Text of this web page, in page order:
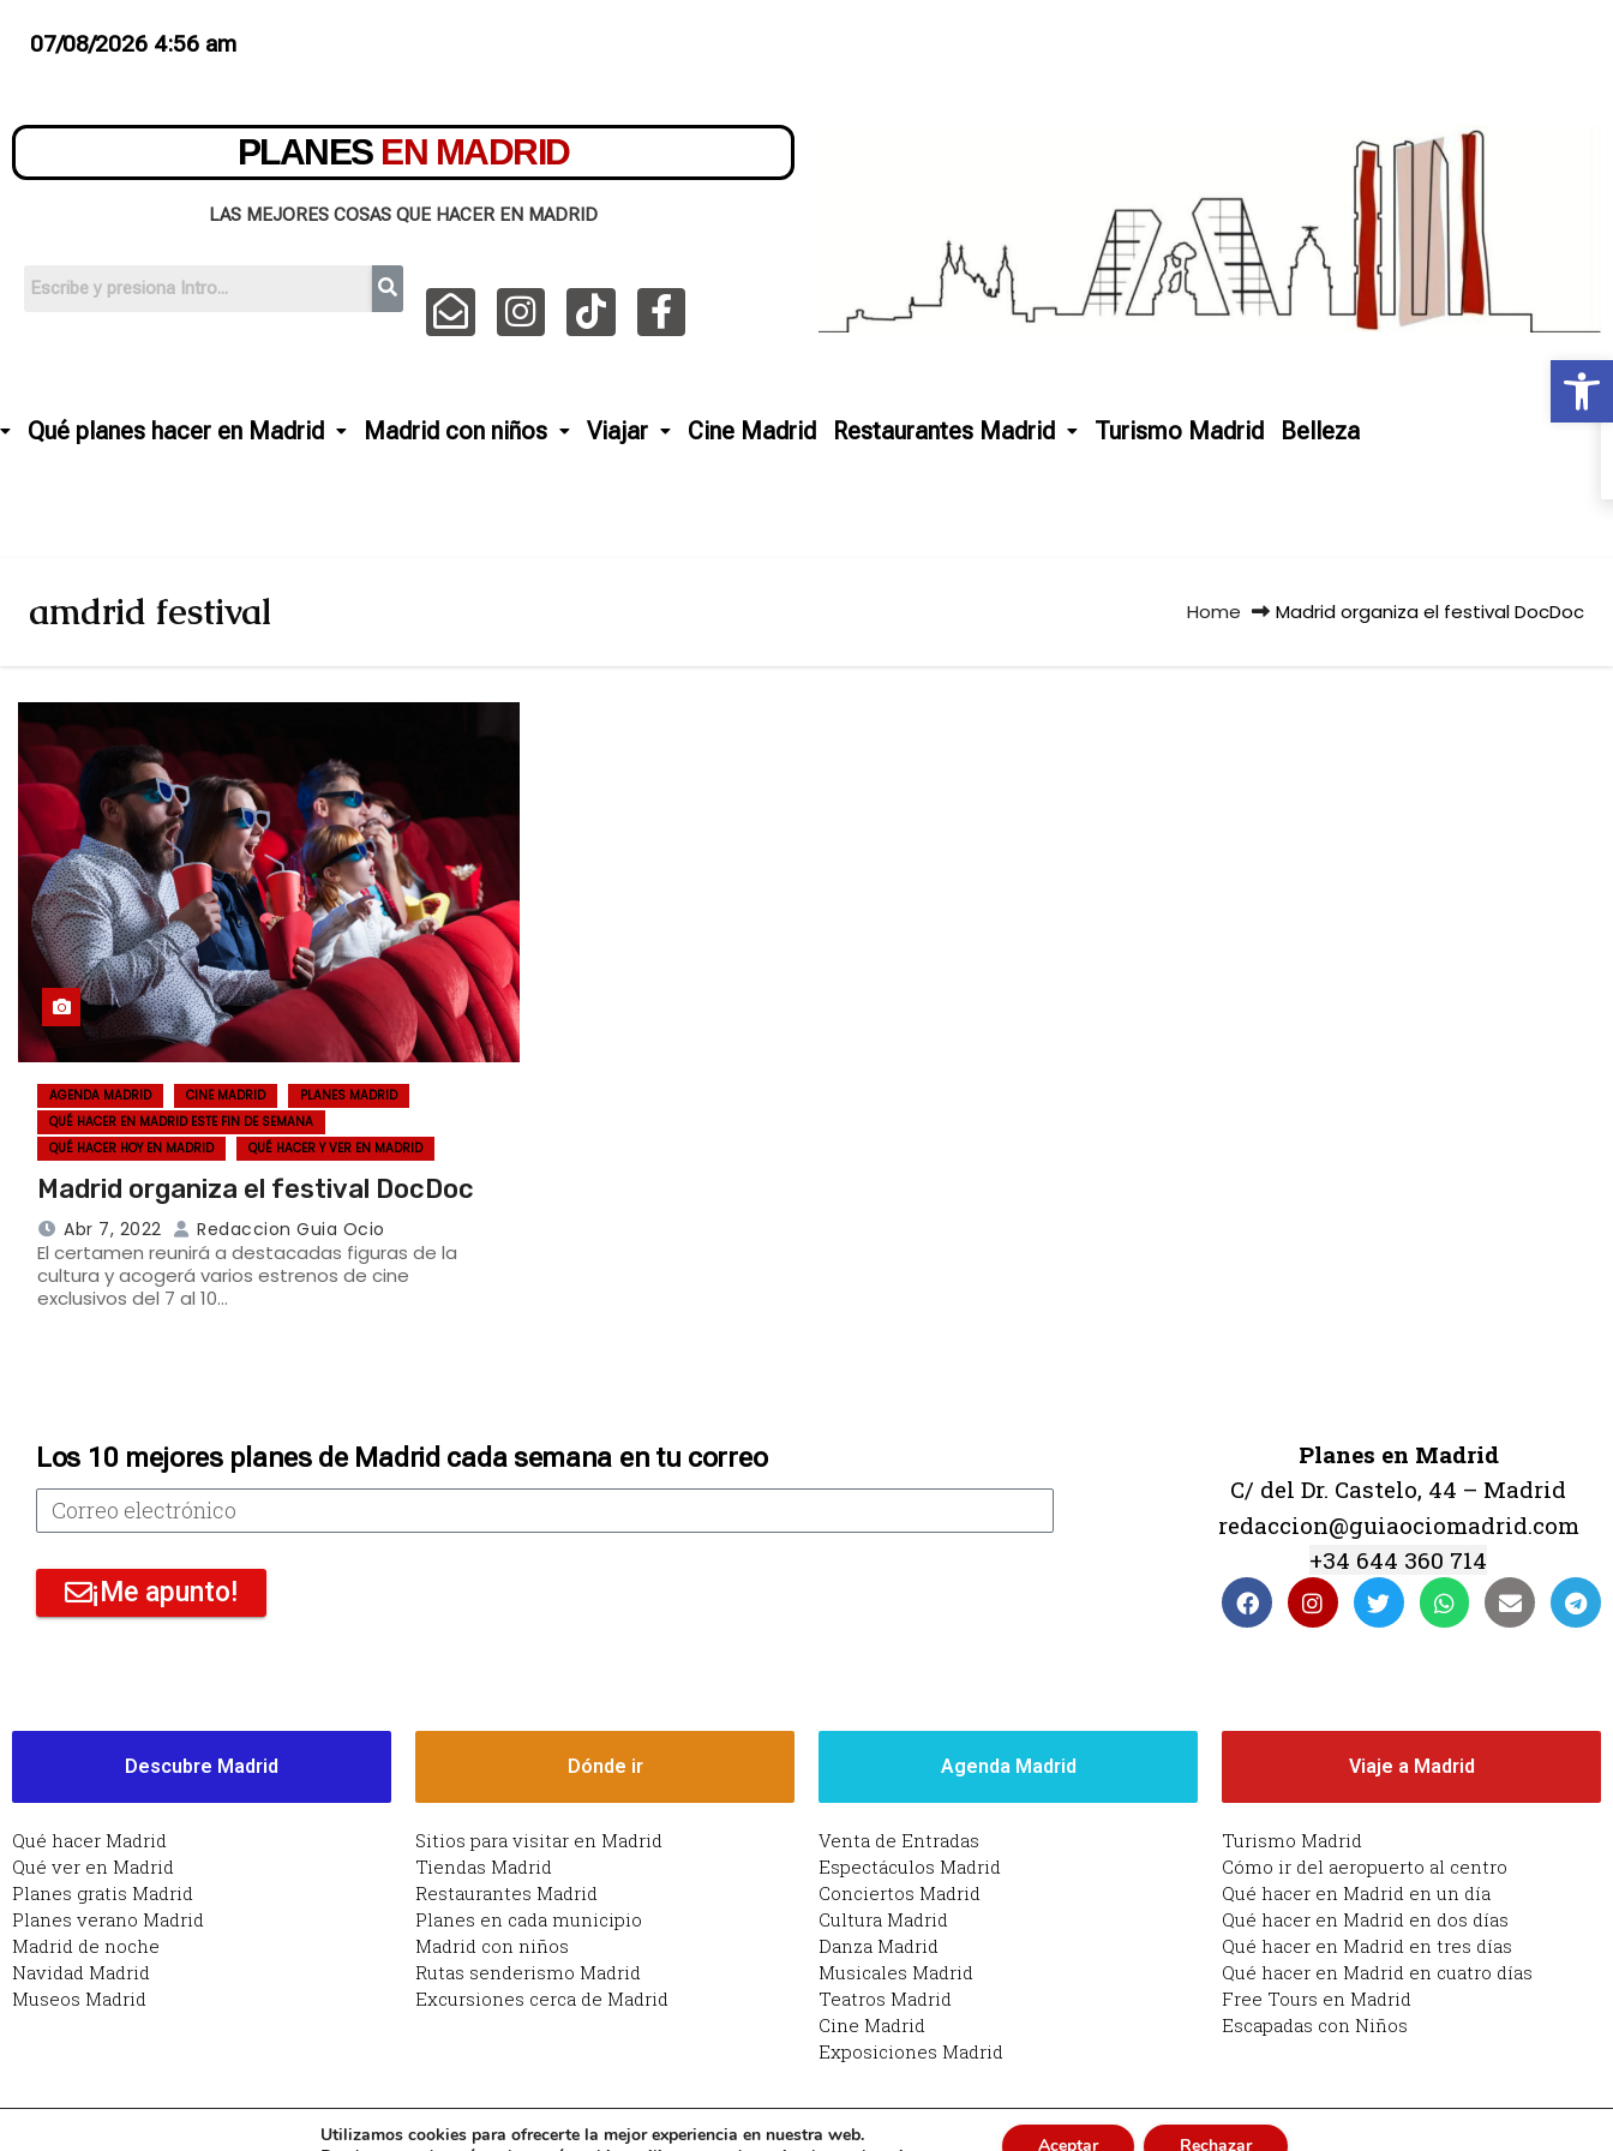
07/08/2026 4:56 am
PLANES EN MADRID
LAS MEJORES COSAS QUE HACER EN MADRID
Qué planes hacer en Madrid Madrid con niños Viajar Cine Madrid Restaurantes Madrid Turismo Madrid Belleza
amdrid festival Home Madrid organiza el festival DocDoc
AGENDA MADRID CINE MADRID
PLANES MADRID
QUÉ HACER EN MADRID ESTE FIN DE SEMANA
QUÉ HACER HOY EN MADRID
QUÉ HACER Y VER EN MADRID
Madrid organiza el festival DocDoc
Abr 7, 2022 Redaccion Guia Ocio
El certamen reunirá a destacadas figuras de la
cultura y acogerá varios estrenos de cine
exclusivos del 7 al 10…
Los 10 mejores planes de Madrid cada semana en tu correo
¡Me apunto!
Planes en Madrid
C/ del Dr. Castelo, 44 – Madrid
redaccion@guiaociomadrid.com
+34 644 360 714
Descubre Madrid
Qué hacer Madrid
Qué ver en Madrid
Planes gratis Madrid
Planes verano Madrid
Madrid de noche
Navidad Madrid
Museos Madrid
Dónde ir
Sitios para visitar en Madrid
Tiendas Madrid
Restaurantes Madrid
Planes en cada municipio
Madrid con niños
Rutas senderismo Madrid
Excursiones cerca de Madrid
Agenda Madrid
Venta de Entradas
Espectáculos Madrid
Conciertos Madrid
Cultura Madrid
Danza Madrid
Musicales Madrid
Teatros Madrid
Cine Madrid
Exposiciones Madrid
Viaje a Madrid
Turismo Madrid
Cómo ir del aeropuerto al centro
Qué hacer en Madrid en un día
Qué hacer en Madrid en dos días
Qué hacer en Madrid en tres días
Qué hacer en Madrid en cuatro días
Free Tours en Madrid
Escapadas con Niños
Utilizamos cookies para ofrecerte la mejor experiencia en nuestra web.
Aceptar Rechazar